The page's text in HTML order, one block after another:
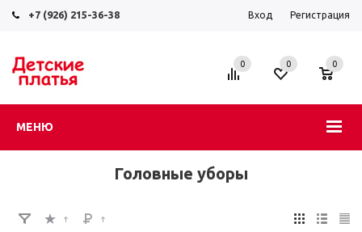
+7 (926) 215-36-38 Вход Регистрация
МЕНЮ
0 0 0
Головные уборы